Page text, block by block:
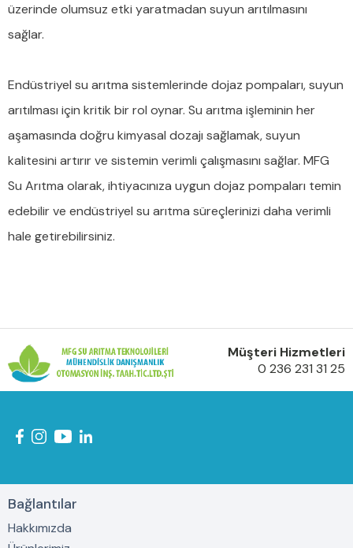
üzerinde olumsuz etki yaratmadan suyun arıtılmasını
sağlar.
Endüstriyel su arıtma sistemlerinde dojaz pompaları, suyun
arıtılması için kritik bir rol oynar. Su arıtma işleminin her
aşamasında doğru kimyasal dozajı sağlamak, suyun
kalitesini artırır ve sistemin verimli çalışmasını sağlar. MFG
Su Arıtma olarak, ihtiyacınıza uygun dojaz pompaları temin
edebilir ve endüstriyel su arıtma süreçlerinizi daha verimli
hale getirebilirsiniz.
Müşteri Hizmetleri
0 236 231 31 25
Bağlantılar
Hakkımızda